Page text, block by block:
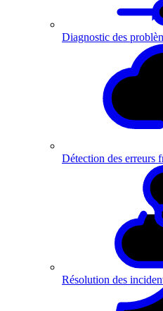
Diagnostic des
Détection des erreurs
Résolution des